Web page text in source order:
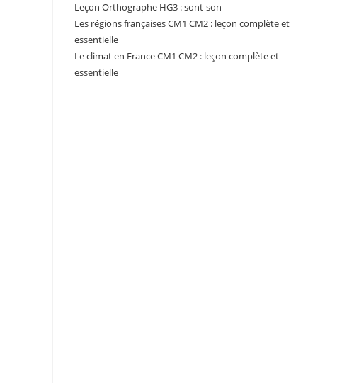
Leçon Orthographe HG3 : sont-son
Les régions françaises CM1 CM2 : leçon complète et
essentielle
Le climat en France CM1 CM2 : leçon complète et
essentielle